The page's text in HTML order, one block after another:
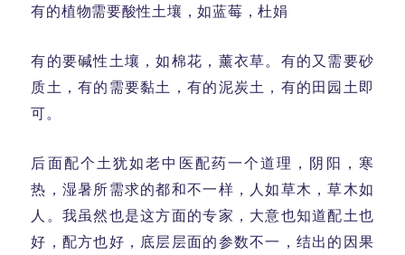
有的植物需要酸性土壤，如蓝莓，杜娟
有的要碱性土壤，如棉花，薰衣草。有的又需要砂
质土，有的需要黏土，有的泥炭土，有的田园土即
可。
后面配个土犹如老中医配药一个道理，阴阳，寒
热，湿暑所需求的都和不一样，人如草木，草木如
人。我虽然也是这方面的专家，大意也知道配土也
好，配方也好，底层层面的参数不一，结出的因果